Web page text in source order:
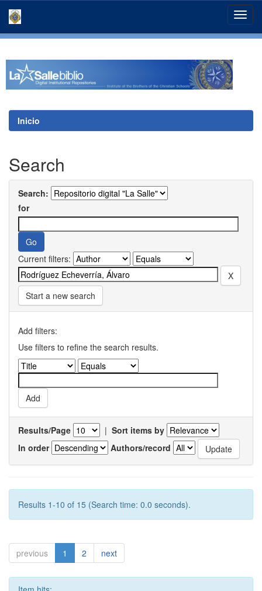
Inicio
Search
Search:
for
Current filters:
Start a new search
Add filters:
Use filters to refine the search results.
Results/Page | Sort items by
In order
Authors/record
Results 1-10 of 15 (Search time: 0.0 seconds).
previous 1 2 next